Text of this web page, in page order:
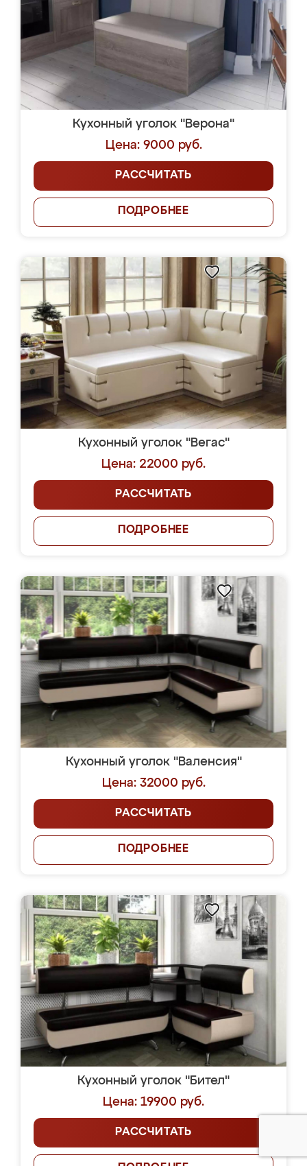
Кухонный уголок "Верона"
Цена: 9000 руб.
РАССЧИТАТЬ
ПОДРОБНЕЕ
Кухонный уголок "Вегас"
Цена: 22000 руб.
РАССЧИТАТЬ
ПОДРОБНЕЕ
Кухонный уголок "Валенсия"
Цена: 32000 руб.
РАССЧИТАТЬ
ПОДРОБНЕЕ
Кухонный уголок "Бител"
Цена: 19900 руб.
РАССЧИТАТЬ